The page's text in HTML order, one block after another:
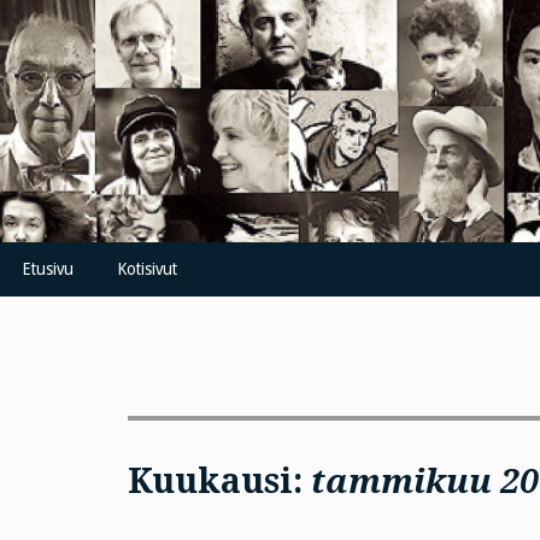
Skip
to
content
Etusivu Kotisivut
Kuukausi: tammikuu